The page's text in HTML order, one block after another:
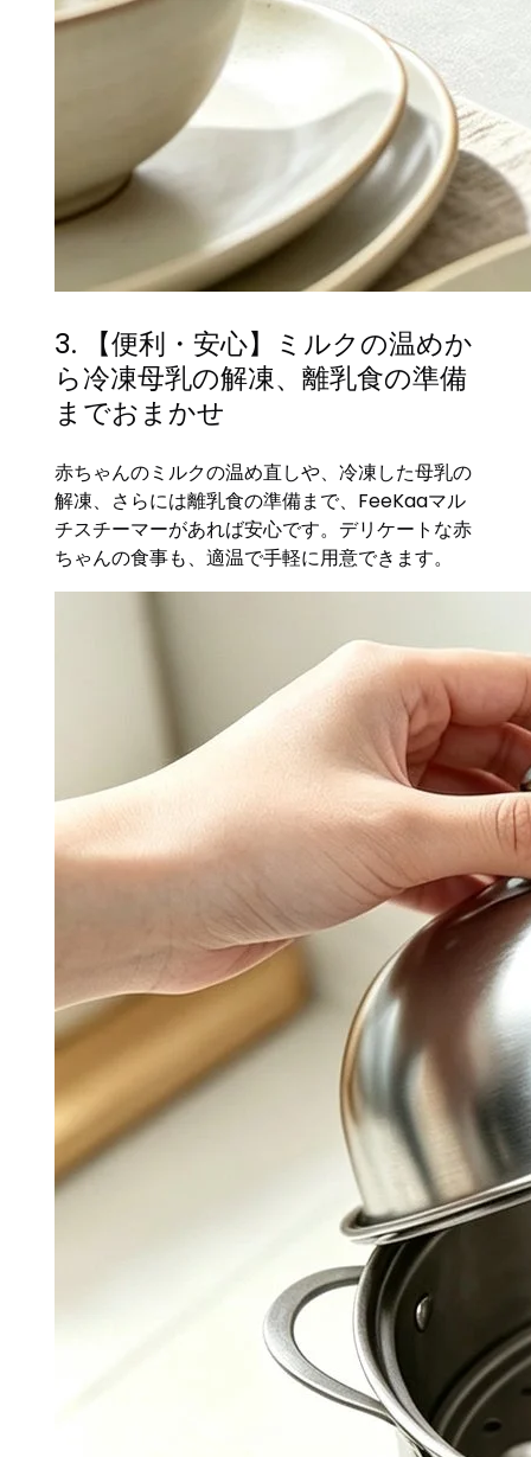
3. 【便利・安心】ミルクの温めか
ら冷凍母乳の解凍、離乳食の準備
までおまかせ
赤ちゃんのミルクの温め直しや、冷凍した母乳の
解凍、さらには離乳食の準備まで、FeeKaaマル
チスチーマーがあれば安心です。デリケートな赤
ちゃんの食事も、適温で手軽に用意できます。